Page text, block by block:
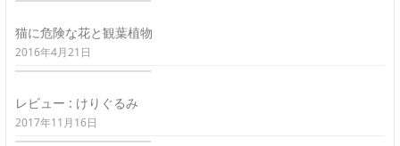
猫に危険な花と観葉植物
2016年4月21日
レビュー : けりぐるみ
2017年11月16日